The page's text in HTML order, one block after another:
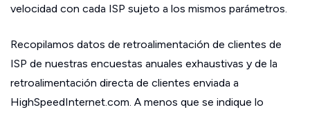
velocidad con cada ISP sujeto a los mismos parámetros.
Recopilamos datos de retroalimentación de clientes de
ISP de nuestras encuestas anuales exhaustivas y de la
retroalimentación directa de clientes enviada a
HighSpeedInternet.com. A menos que se indique lo